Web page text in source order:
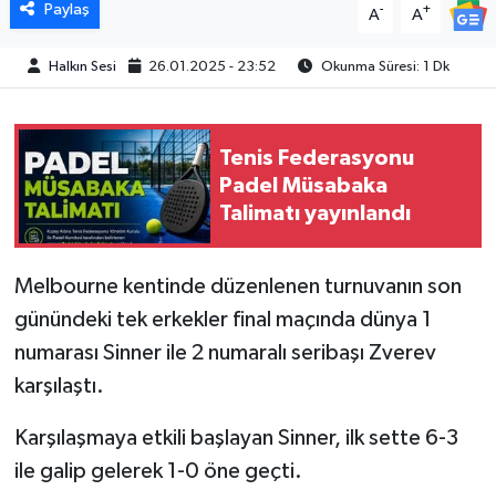
Paylaş A- A+
Halkın Sesi 26.01.2025 - 23:52 Okunma Süresi: 1 Dk
Tenis Federasyonu
Padel Müsabaka
Talimatı yayınlandı
Melbourne kentinde düzenlenen turnuvanın son
günündeki tek erkekler final maçında dünya 1
numarası Sinner ile 2 numaralı seribaşı Zverev
karşılaştı.
Karşılaşmaya etkili başlayan Sinner, ilk sette 6-3
ile galip gelerek 1-0 öne geçti.